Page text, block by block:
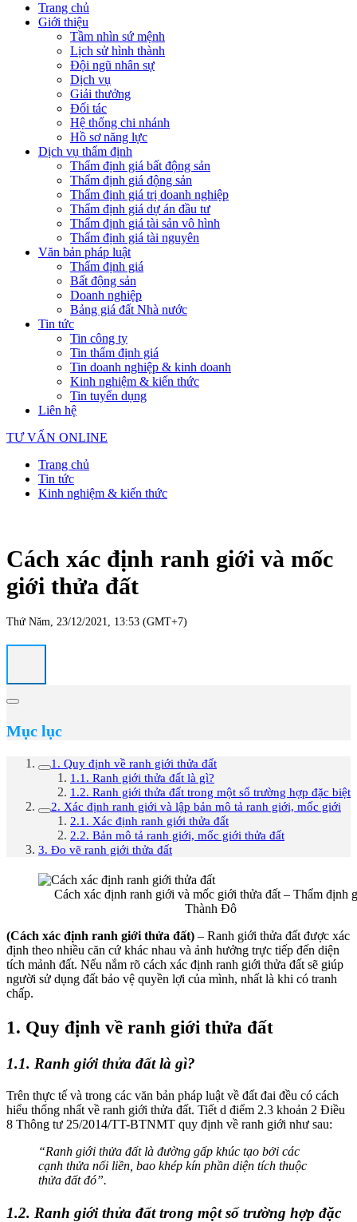
Trang chủ
Giới thiệu
Tầm nhìn sứ mệnh
Lịch sử hình thành
Đội ngũ nhân sự
Dịch vụ
Giải thưởng
Đối tác
Hệ thống chi nhánh
Hồ sơ năng lực
Dịch vụ thẩm định
Thẩm định giá bất động sản
Thẩm định giá động sản
Thẩm định giá trị doanh nghiệp
Thẩm định giá dự án đầu tư
Thẩm định giá tài sản vô hình
Thẩm định giá tài nguyên
Văn bản pháp luật
Thẩm định giá
Bất động sản
Doanh nghiệp
Bảng giá đất Nhà nước
Tin tức
Tin công ty
Tin thẩm định giá
Tin doanh nghiệp & kinh doanh
Kinh nghiệm & kiến thức
Tin tuyển dụng
Liên hệ
TƯ VẤN ONLINE
Trang chủ
Tin tức
Kinh nghiệm & kiến thức
Cách xác định ranh giới và mốc
giới thửa đất
Thứ Năm, 23/12/2021, 13:53 (GMT+7)
Mục lục
1. Quy định về ranh giới thửa đất
1.1. Ranh giới thửa đất là gì?
1.2. Ranh giới thửa đất trong một số trường hợp đặc biệt
2. Xác định ranh giới và lập bản mô tả ranh giới, mốc giới
2.1. Xác định ranh giới thửa đất
2.2. Bản mô tả ranh giới, mốc giới thửa đất
3. Đo vẽ ranh giới thửa đất
Cách xác định ranh giới và mốc giới thửa đất – Thẩm định
Thành Đô
(Cách xác định ranh giới thửa đất) – Ranh giới thửa đất được xác
định theo nhiều căn cứ khác nhau và ảnh hưởng trực tiếp đến diện
tích mảnh đất. Nếu nắm rõ cách xác định ranh giới thửa đất sẽ giúp
người sử dụng đất bảo vệ quyền lợi của mình, nhất là khi có tranh
chấp.
1. Quy định về ranh giới thửa đất
1.1. Ranh giới thửa đất là gì?
Trên thực tế và trong các văn bản pháp luật về đất đai đều có cách
hiểu thống nhất về ranh giới thửa đất. Tiết d điểm 2.3 khoản 2 Điều
8 Thông tư 25/2014/TT-BTNMT quy định về ranh giới như sau:
“Ranh giới thửa đất là đường gấp khúc tạo bởi các
cạnh thửa nối liền, bao khép kín phần diện tích thuộc
thửa đất đó”.
1.2. Ranh giới thửa đất trong một số trường hợp đặc